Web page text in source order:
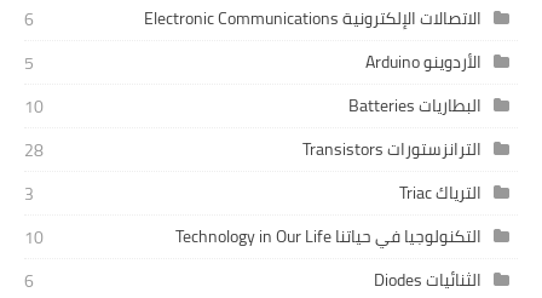
الاتصالات الإلكترونية Electronic Communications
6
الأردوينو Arduino
5
البطاريات Batteries
10
الترانزستورات Transistors
28
الترياك Triac
3
التكنولوجيا في حياتنا Technology in Our Life
10
الثنائيات Diodes
6